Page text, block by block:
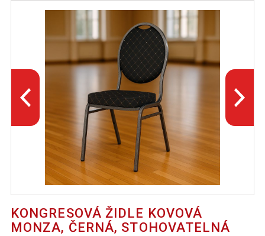
KONGRESOVÁ ŽIDLE KOVOVÁ
MONZA, ČERNÁ, STOHOVATELNÁ